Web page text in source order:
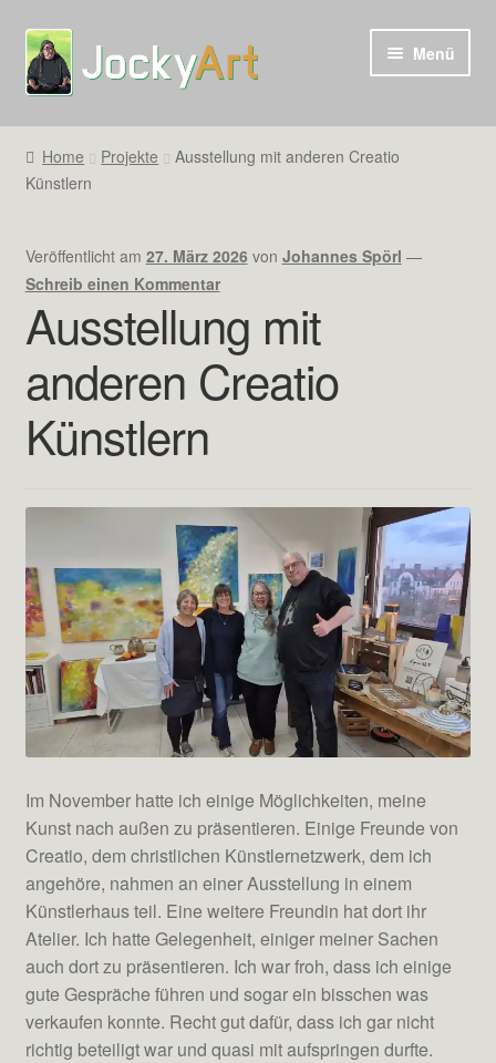
Zur
Navigation
springen
Zum
Inhalt
springen
Menü
Home Projekte
Ausstellung mit anderen Creatio
Künstlern
Veröffentlicht am 27. März 2026 von Johannes Spörl —
Schreib einen Kommentar
Ausstellung mit
anderen Creatio
Künstlern
Im November hatte ich einige Möglichkeiten, meine
Kunst nach außen zu präsentieren. Einige Freunde von
Creatio, dem christlichen Künstlernetzwerk, dem ich
angehöre, nahmen an einer Ausstellung in einem
Künstlerhaus teil. Eine weitere Freundin hat dort ihr
Atelier. Ich hatte Gelegenheit, einiger meiner Sachen
auch dort zu präsentieren. Ich war froh, dass ich einige
gute Gespräche führen und sogar ein bisschen was
verkaufen konnte. Recht gut dafür, dass ich gar nicht
richtig beteiligt war und quasi mit aufspringen durfte.